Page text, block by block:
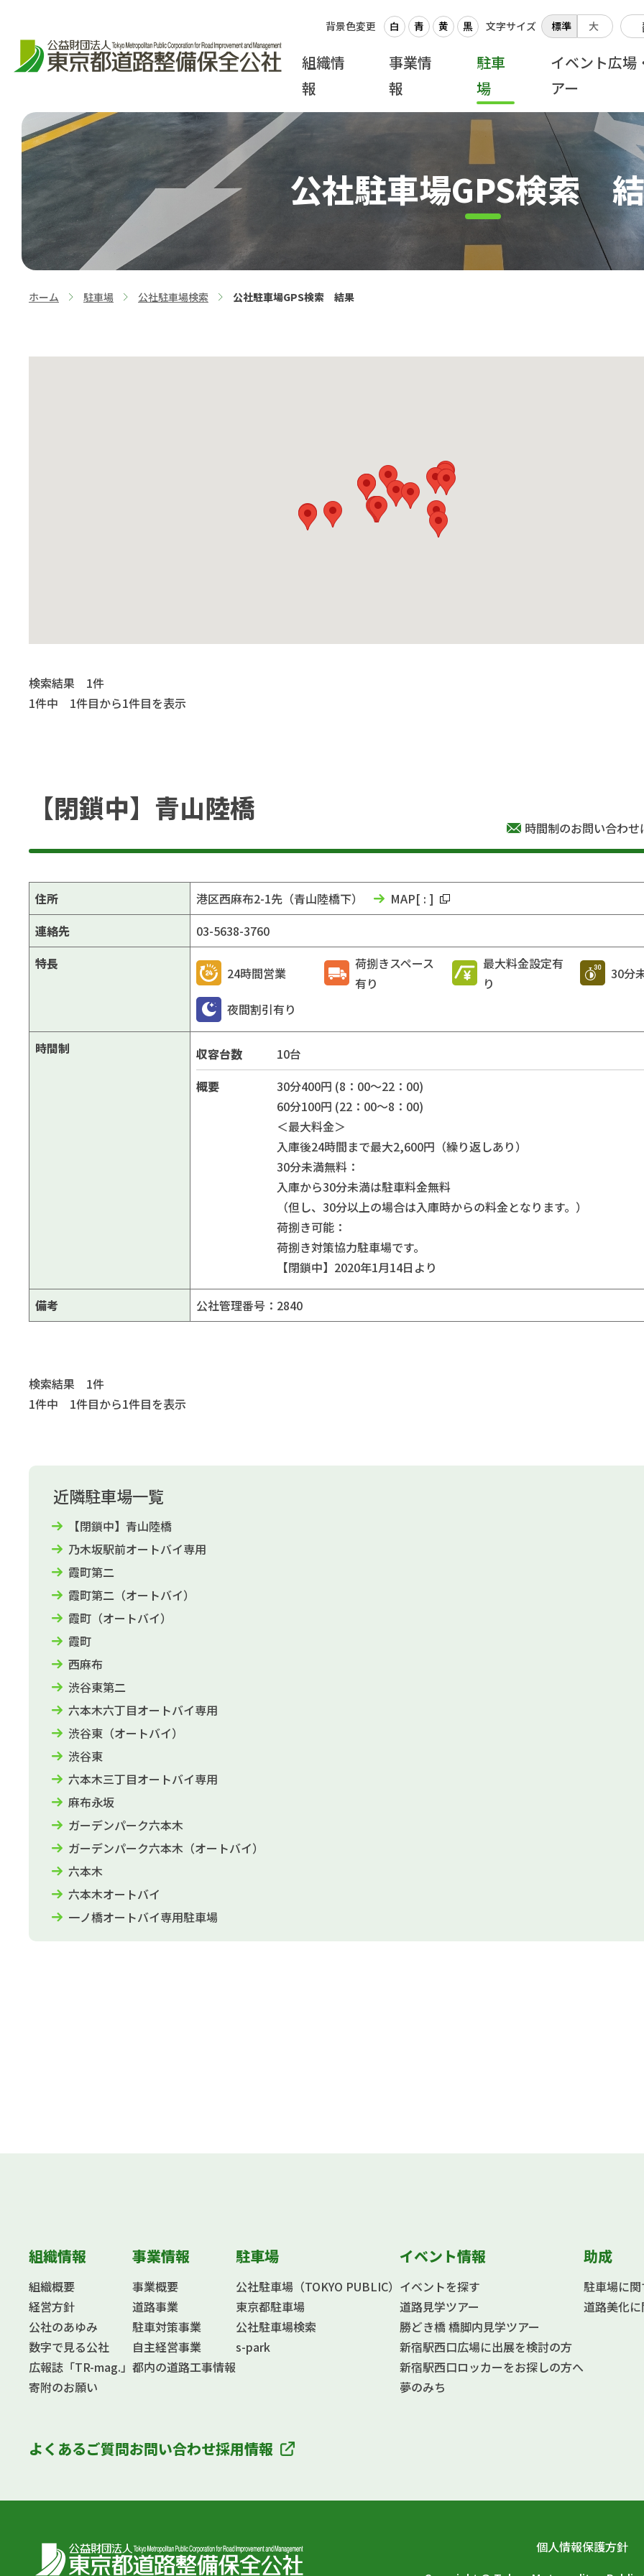
背景色変更 白 青 黄 黒 文字サイズ 標準 大
組織情
報
事業情
報
駐車
場
イベント広場
アー
公社駐車場GPS検索
ホーム
駐車場
公社駐車場検索
公社駐車場GPS検索 結果
検索結果 1件
1件中 1件目から1件目を表示
【閉鎖中】青山陸橋
時間制のお問い合わせ
住所 港区西麻布2-1先（青山陸橋下） MAP[ : ]
連絡先
03-5638-3760
特長
24時間営業
荷捌きスペース
有り
最大料金設定有
り
30分
夜間割引有り
時間制 収容台数
10台
概要
30分400円 (8：00～22：00)
60分100円 (22：00～8：00)
＜最大料金＞
入庫後24時間まで最大2,600円（繰り返しあり）
30分未満無料：
入庫から30分未満は駐車料金無料
（但し、30分以上の場合は入庫時からの料金となります。）
荷捌き可能：
荷捌き対策協力駐車場です。
【閉鎖中】2020年1月14日より
備考 公社管理番号：2840
検索結果 1件
1件中 1件目から1件目を表示
近隣駐車場一覧
【閉鎖中】青山陸橋
乃木坂駅前オートバイ専用
霞町第二
霞町第二（オートバイ）
霞町（オートバイ）
霞町
西麻布
渋谷東第二
六本木六丁目オートバイ専用
渋谷東（オートバイ）
渋谷東
六本木三丁目オートバイ専用
麻布永坂
ガーデンパーク六本木
ガーデンパーク六本木（オートバイ）
六本木
六本木オートバイ
一ノ橋オートバイ専用駐車場
組織情報
組織概要
経営方針
公社のあゆみ
数字で見る公社
広報誌「TR-mag.」
寄附のお願い
事業情報
事業概要
道路事業
駐車対策事業
自主経営事業
都内の道路工事情報
駐車場
公社駐車場（TOKYO PUBLIC）
東京都駐車場
公社駐車場検索
s-park
イベント情報
イベントを探す
道路見学ツアー
勝どき橋 橋脚内見学ツアー
新宿駅西口広場に出展を検討の方
新宿駅西口ロッカーをお探しの方へ
夢のみち
助成
駐車場に
道路美化
よくあるご質問お問い合わせ採用情報
個人情報保護方針